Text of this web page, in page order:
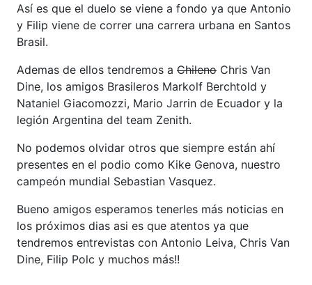
Así es que el duelo se viene a fondo ya que Antonio
y Filip viene de correr una carrera urbana en Santos
Brasil.
Ademas de ellos tendremos a Chileno Chris Van
Dine, los amigos Brasileros Markolf Berchtold y
Nataniel Giacomozzi, Mario Jarrin de Ecuador y la
legión Argentina del team Zenith.
No podemos olvidar otros que siempre están ahí
presentes en el podio como Kike Genova, nuestro
campeón mundial Sebastian Vasquez.
Bueno amigos esperamos tenerles más noticias en
los próximos dias asi es que atentos ya que
tendremos entrevistas con Antonio Leiva, Chris Van
Dine, Filip Polc y muchos más!!